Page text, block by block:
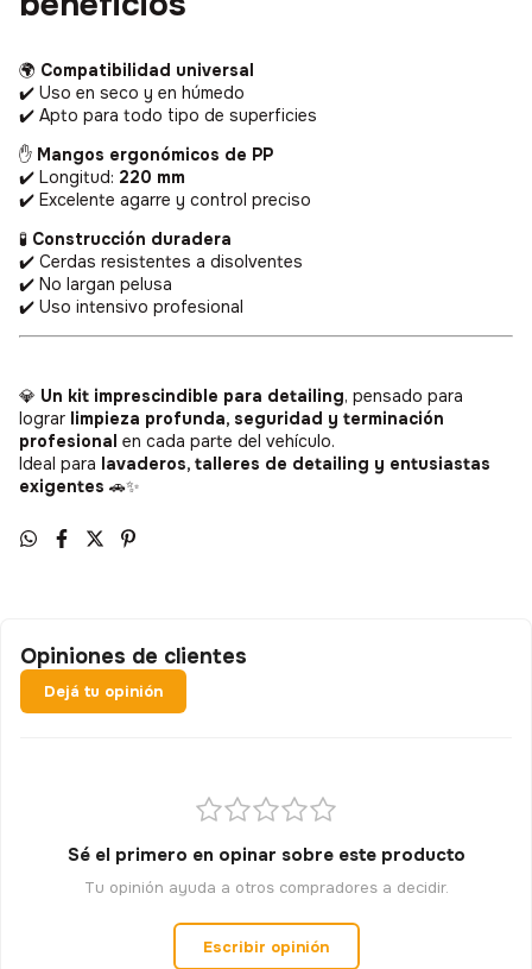
🌍 Compatibilidad universal
✔️ Uso en seco y en húmedo
✔️ Apto para todo tipo de superficies
✋ Mangos ergonómicos de PP
✔️ Longitud: 220 mm
✔️ Excelente agarre y control preciso
🧪 Construcción duradera
✔️ Cerdas resistentes a disolventes
✔️ No largan pelusa
✔️ Uso intensivo profesional
💎 Un kit imprescindible para detailing, pensado para
lograr limpieza profunda, seguridad y terminación
profesional en cada parte del vehículo.
Ideal para lavaderos, talleres de detailing y entusiastas
exigentes 🚗✨
Opiniones de clientes
Dejá tu opinión
Sé el primero en opinar sobre este producto
Tu opinión ayuda a otros compradores a decidir.
Escribir opinión
OFERTA ESPECIAL
SEGUÍ INTENTANDO
SEGUI PARTICIPAND
📧 Tu correo electrónico
🔒 Tu email está seguro. No spam, lo prometemos.